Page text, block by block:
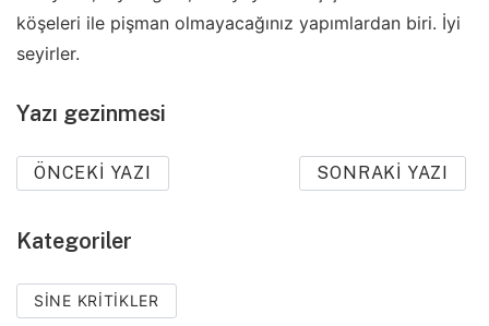
köşeleri ile pişman olmayacağınız yapımlardan biri. İyi
seyirler.
Yazı gezinmesi
ÖNCEKI YAZI SONRAKI YAZI
Kategoriler
SINE KRITIKLER